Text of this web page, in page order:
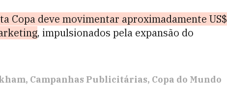
Copa deve movimentar aproximadamente US$
, impulsionados pela expansão do
Campanhas Publicitárias Copa do Mundo